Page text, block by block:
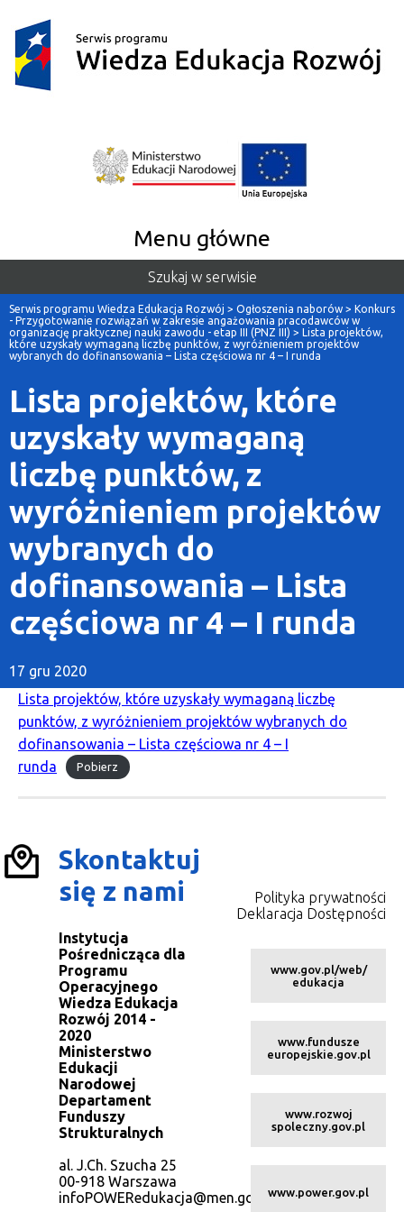
Menu główne
Szukaj w serwisie
Serwis programu Wiedza Edukacja Rozwój > Ogłoszenia naborów > Konkurs
- Przygotowanie rozwiązań w zakresie angażowania pracodawców w
organizację praktycznej nauki zawodu - etap III (PNZ III) > Lista projektów,
które uzyskały wymaganą liczbę punktów, z wyróżnieniem projektów
wybranych do dofinansowania – Lista częściowa nr 4 – I runda
Lista projektów, które
uzyskały wymaganą
liczbę punktów, z
wyróżnieniem projektów
wybranych do
dofinansowania – Lista
częściowa nr 4 – I runda
17 gru 2020
Lista projektów, które uzyskały wymaganą liczbę
punktów, z wyróżnieniem projektów wybranych do
dofinansowania – Lista częściowa nr 4 – I
runda
Pobierz
Skontaktuj
się z nami
Instytucja
Pośrednicząca dla
Programu
Operacyjnego
Wiedza Edukacja
Rozwój 2014 -
2020
Ministerstwo
Edukacji
Narodowej
Departament
Funduszy
Strukturalnych
al. J.Ch. Szucha 25
00-918 Warszawa
infoPOWERedukacja@men.gov.pl
Polityka prywatności
Deklaracja Dostępności
www.gov.pl/web/
edukacja
www.fundusze
europejskie.gov.pl
www.rozwoj
spoleczny.gov.pl
www.power.gov.pl